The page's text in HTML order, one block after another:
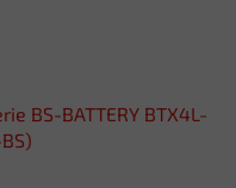
BS-BATTERY BTX4L-